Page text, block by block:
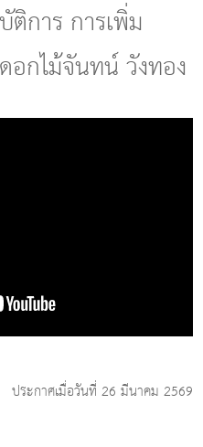
a
v
g
การ การเพิ่ม
กไม้จันทน์ วังทอง
ประกาศเมื่อวันที่ 26 มีนาคม 2569